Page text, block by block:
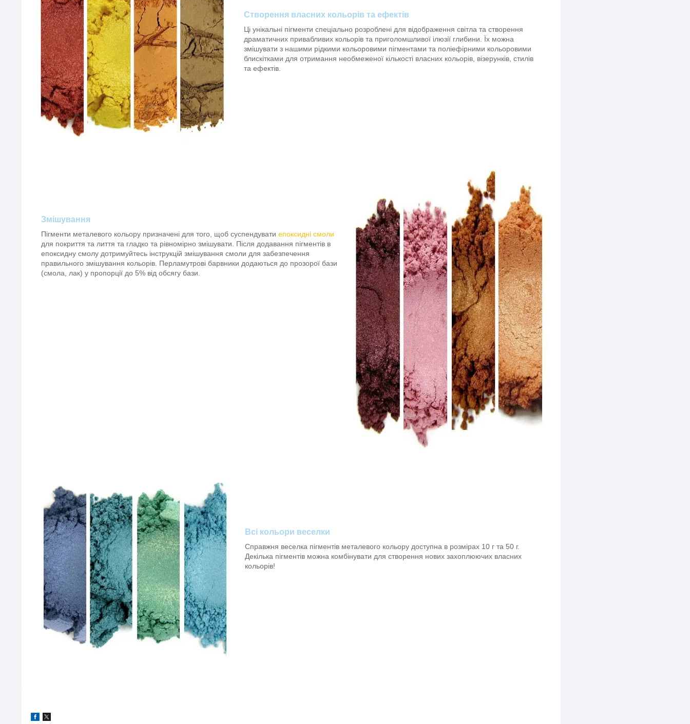
Створення власних кольорів та ефектів
Ці унікальні пігменти спеціально розроблені для відображення світла та створення
драматичних привабливих кольорів та приголомшливої ​​ілюзії глибини. Їх можна
змішувати з нашими рідкими кольоровими пігментами та поліефірними кольоровими
блискітками для отримання необмеженої кількості власних кольорів, візерунків, стилів
та ефектів.
Змішування
Пігменти металевого кольору призначені для того, щоб суспендувати епоксидні смоли
для покриття та лиття та гладко та рівномірно змішувати. Після додавання пігментів в
епоксидну смолу дотримуйтесь інструкцій змішування смоли для забезпечення
правильного змішування кольорів. Перламутрові барвники додаються до прозорої бази
(смола, лак) у пропорції до 5% від обсягу бази.
Всі кольори веселки
Справжня веселка пігментів металевого кольору доступна в розмірах 10 г та 50 г.
Декілька пігментів можна комбінувати для створення нових захоплюючих власних
кольорів!